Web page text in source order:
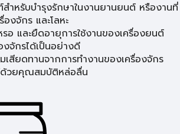
ำหรับบำรุงรักษาในงานยานยนต์ หรืองานที่
งจักร และโลหะ
อ และยืดอายุการใช้งานของเครื่องยนต์
งจักรได้เป็นอย่างดี
เสียดทานจากการทำงานของเครื่องจักร
ด้วยคุณสมบัติหล่อลื่น